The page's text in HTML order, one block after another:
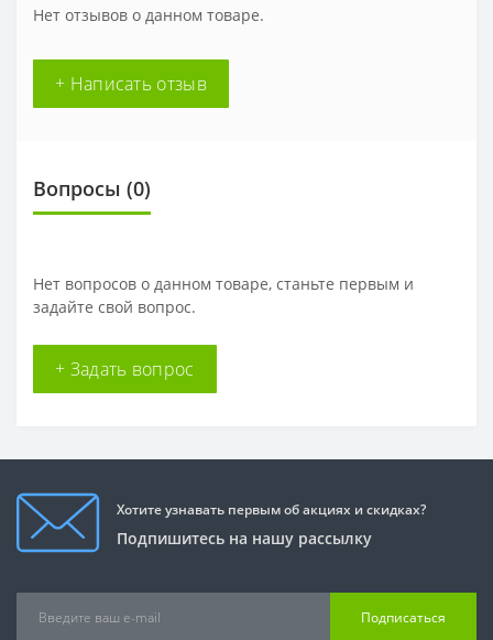
Нет отзывов о данном товаре.
+ Написать отзыв
Вопросы (0)
Нет вопросов о данном товаре, станьте первым и
задайте свой вопрос.
+ Задать вопрос
Хотите узнавать первым об акциях и скидках?
Подпишитесь на нашу рассылку
Подписаться